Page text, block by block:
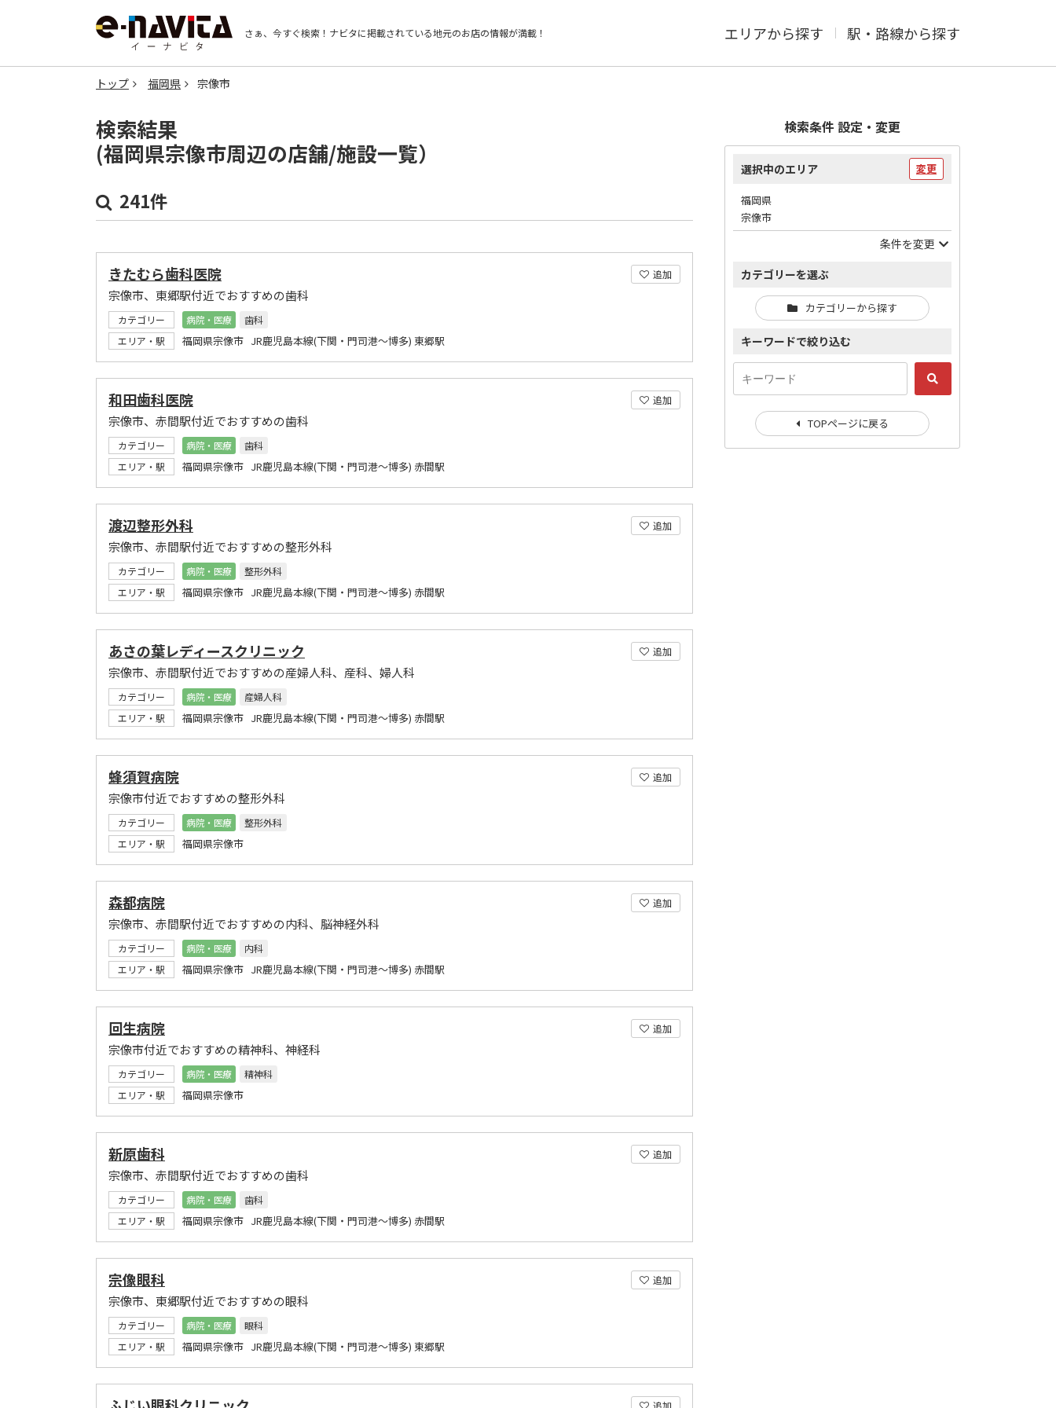
さぁ、今すぐ検索！ ナビタに掲載されている地元のお店の情報が満載！ エリアから探す 駅・路線から探す
トップ 福岡県 宗像市
検索結果
(福岡県宗像市周辺の店舗/施設一覧）
241件
追加
きたむら歯科医院
宗像市、東郷駅付近でおすすめの歯科
カテゴリー 病院・医療
歯科
エリア・駅
福岡県宗像市 JR鹿児島本線(下関・門司港～博多) 東郷駅
追加
和田歯科医院
宗像市、赤間駅付近でおすすめの歯科
カテゴリー 病院・医療
歯科
エリア・駅
福岡県宗像市 JR鹿児島本線(下関・門司港～博多) 赤間駅
追加
渡辺整形外科
宗像市、赤間駅付近でおすすめの整形外科
カテゴリー 病院・医療
整形外科
エリア・駅
福岡県宗像市 JR鹿児島本線(下関・門司港～博多) 赤間駅
追加
あさの葉レディースクリニック
宗像市、赤間駅付近でおすすめの産婦人科、産科、婦人科
カテゴリー 病院・医療
産婦人科
エリア・駅
福岡県宗像市 JR鹿児島本線(下関・門司港～博多) 赤間駅
追加
蜂須賀病院
宗像市付近でおすすめの整形外科
カテゴリー 病院・医療
整形外科
エリア・駅
福岡県宗像市
追加
森都病院
宗像市、赤間駅付近でおすすめの内科、脳神経外科
カテゴリー 病院・医療
内科
エリア・駅
福岡県宗像市 JR鹿児島本線(下関・門司港～博多) 赤間駅
追加
回生病院
宗像市付近でおすすめの精神科、神経科
カテゴリー 病院・医療
精神科
エリア・駅
福岡県宗像市
追加
新原歯科
宗像市、赤間駅付近でおすすめの歯科
カテゴリー 病院・医療
歯科
エリア・駅
福岡県宗像市 JR鹿児島本線(下関・門司港～博多) 赤間駅
追加
宗像眼科
宗像市、東郷駅付近でおすすめの眼科
カテゴリー 病院・医療
眼科
エリア・駅
福岡県宗像市 JR鹿児島本線(下関・門司港～博多) 東郷駅
追加
検索条件 設定・変更
選択中のエリア 変更
福岡県
宗像市
条件を変更
カテゴリーを選ぶ
カテゴリーから探す
キーワードで絞り込む
TOPページに戻る